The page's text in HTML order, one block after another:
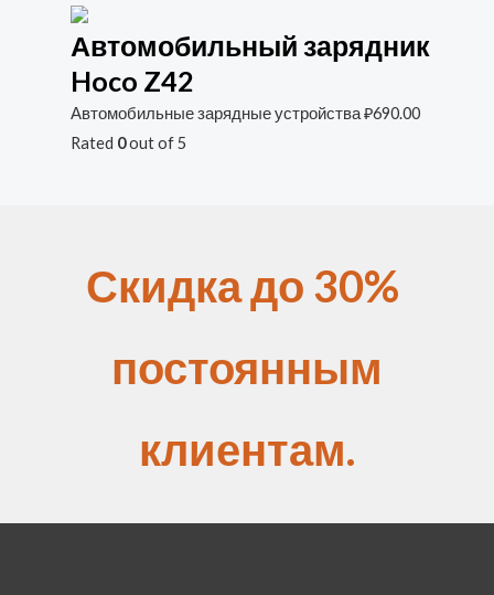
Автомобильный зарядник
Hoco Z42
Автомобильные зарядные устройства₽690.00
Rated 0out of 5
Скидка до 30%
постоянным
клиентам.